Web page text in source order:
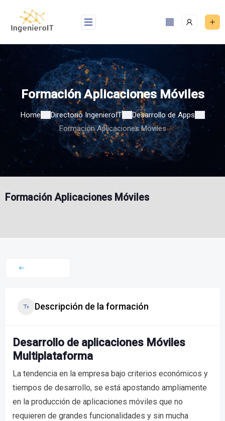
content
Formación Aplicaciones Móviles
Home Directorio IngenieroIT
Desarrollo de Apps
Formación Aplicaciones Móviles
Formación Aplicaciones Móviles
Descripción de la formación
Desarrollo de aplicaciones Móviles
Multiplataforma
La tendencia en la empresa bajo criterios económicos y
tiempos de desarrollo, se está apostando ampliamente
en la producción de aplicaciones móviles que no
requieren de grandes funcionalidades y sin mucha